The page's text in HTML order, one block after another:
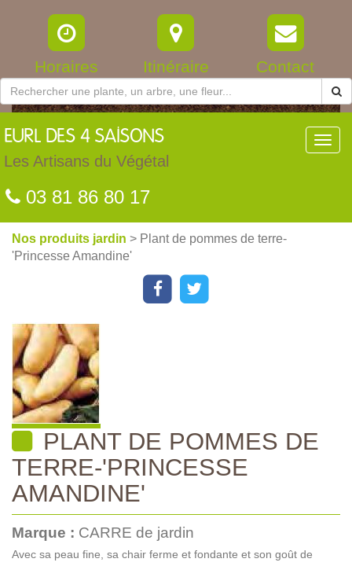
Horaires Itinéraire Contact
EURL DES 4 SAISONS
Les Artisans du Végétal
03 81 86 80 17
Nos produits jardin > Plant de pommes de terre-
'Princesse Amandine'
PLANT DE POMMES DE
TERRE-'PRINCESSE
AMANDINE'
Marque : CARRE de jardin
Avec sa peau fine, sa chair ferme et fondante et son goût de